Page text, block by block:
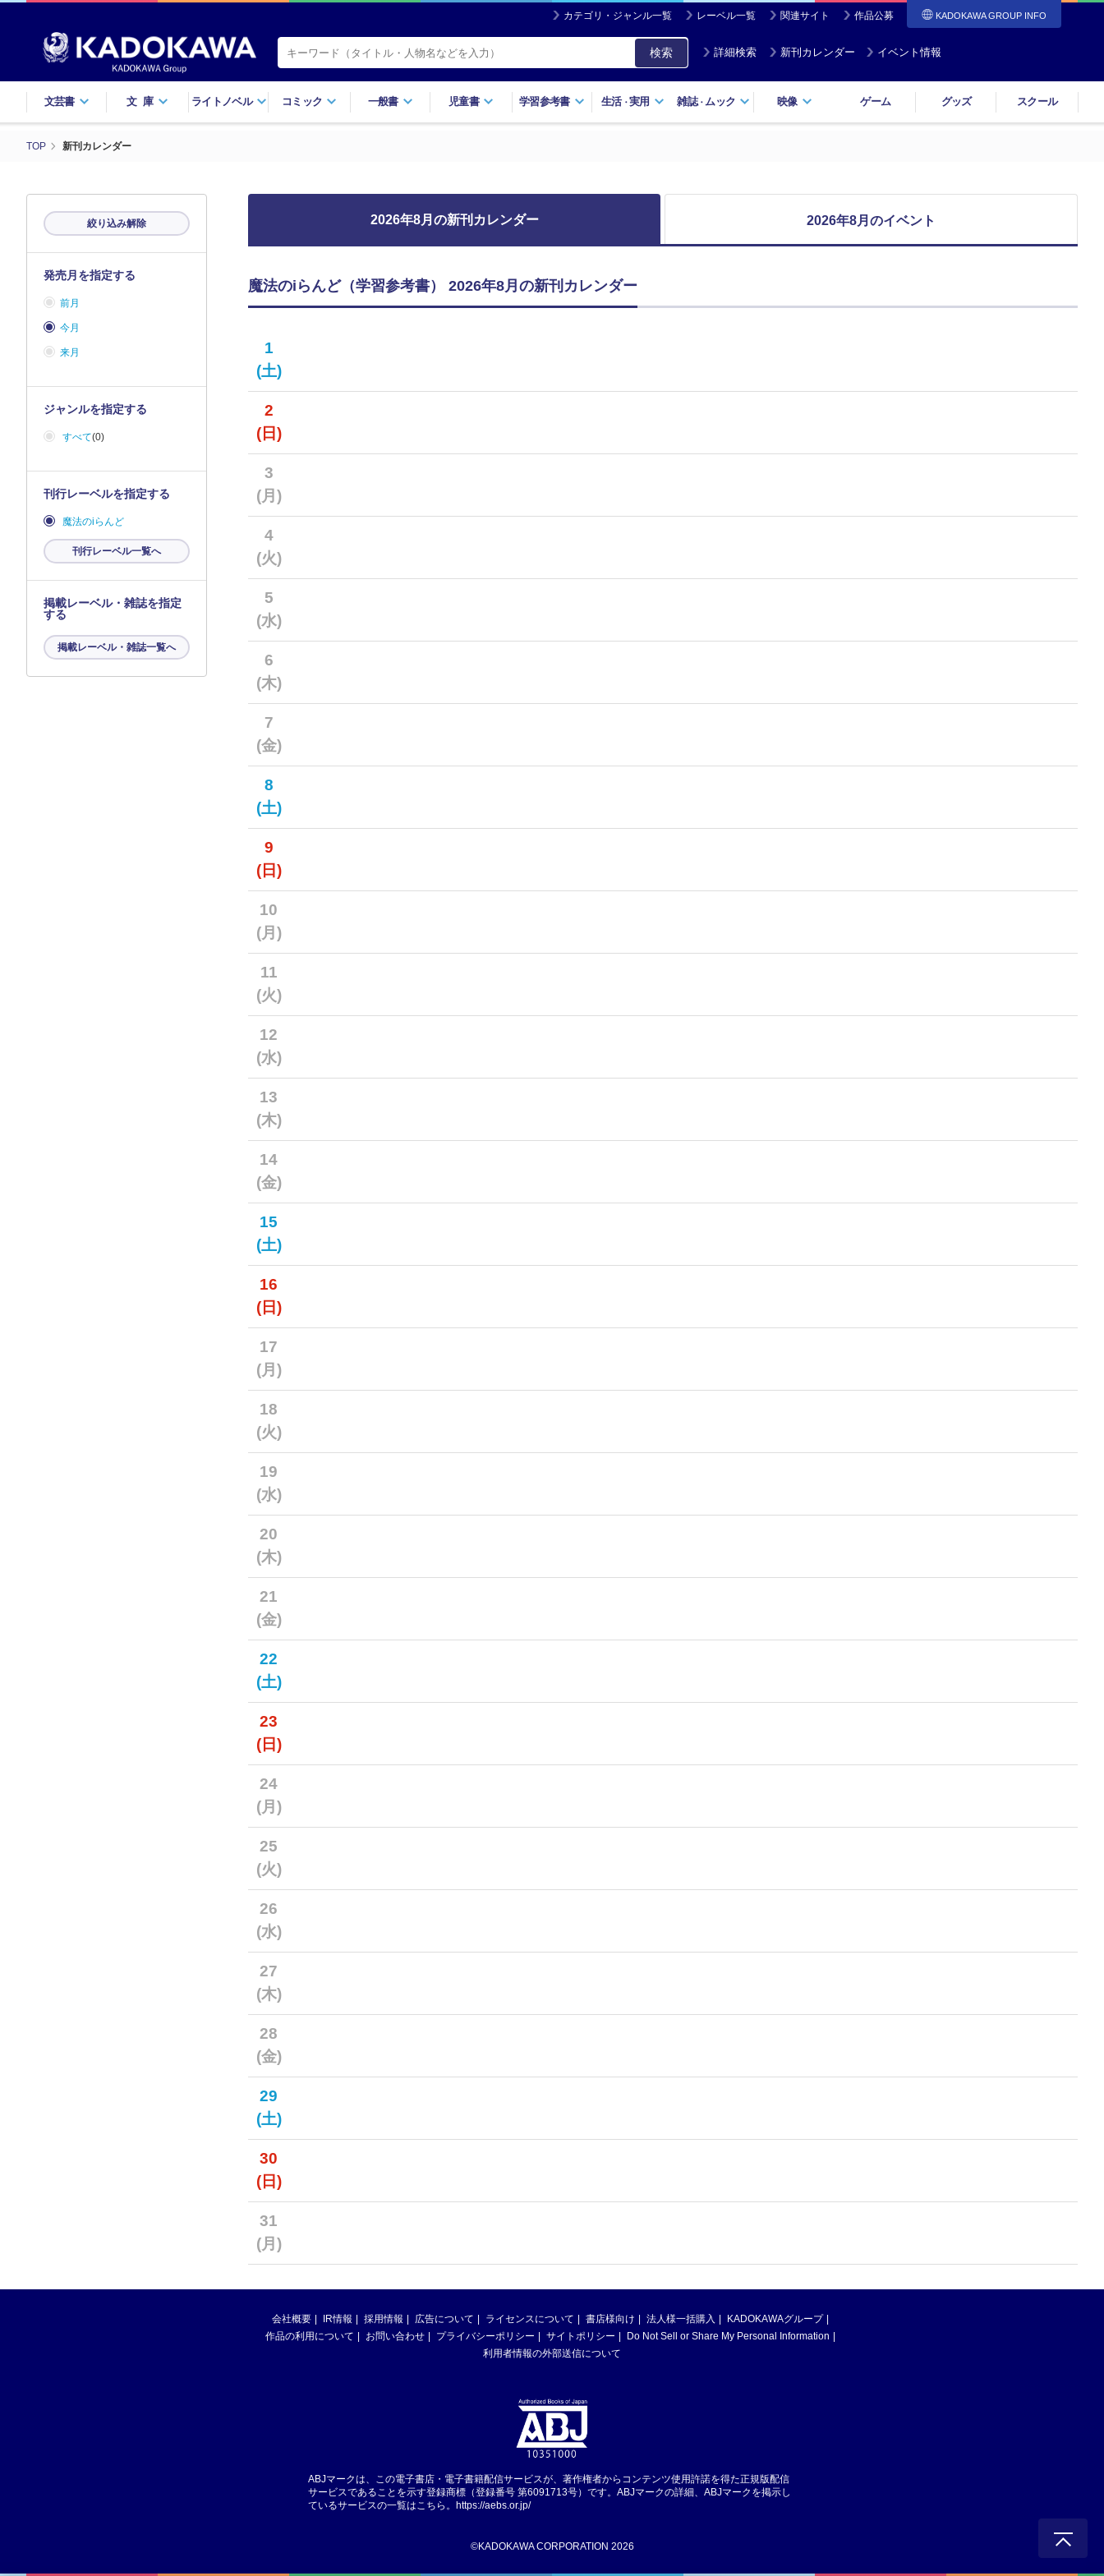
カテゴリ・ジャンル一覧 レーベル一覧 関連サイト 作品公募 KADOKAWA GROUP INFO
検索 詳細検索 新刊カレンダー イベント情報
文芸書 文庫 ライトノベル コミック 一般書 児童書 学習参考書 生活・実用 雑誌・ ムック 映像 ゲーム グッズ スクール
TOP 新刊カレンダー
2026年8月の新刊カレンダー 2026年8月のイベント
魔法のiらんど（学習参考書） 2026年8月の新刊カレンダー
1
(土)
2
(日)
3
(月)
4
(火)
5
(水)
6
(木)
7
(金)
8
(土)
9
(日)
10
(月)
11
(火)
12
(水)
13
(木)
14
(金)
15
(土)
16
(日)
17
(月)
18
(火)
19
(水)
20
(木)
21
(金)
22
(土)
23
(日)
24
(月)
25
(火)
26
(水)
27
(木)
28
(金)
29
(土)
30
(日)
31
(月)
絞り込み解除
発売月を指定する
前月
今月
来月
ジャンルを指定する
すべて(0)
刊行レーベルを指定する
魔法のiらんど
刊行レーベル一覧へ
掲載レーベル・雑誌を指定
する
掲載レーベル・雑誌一覧へ
会社概要 IR情報 採用情報 広告について ライセンスについて 書店様向け 法人様一括購入
KADOKAWAグループ
作品の利用について
お問い合わせ プライバシーポリシー サイトポリシー
Do Not Sell or Share My Personal Information
利用者情報の外部送信について
ABJマークは、この電子書店・電子書籍配信サービスが、著作権者からコンテンツ使用許諾を得た正規版配信
サービスであることを示す登録商標（登録番号 第6091713号）です。ABJマークの詳細、ABJマークを掲示し
ているサービスの一覧はこちら。 https://aebs.or.jp/
©KADOKAWA CORPORATION 2026